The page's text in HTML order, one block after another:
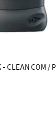
- CLEAN COM /